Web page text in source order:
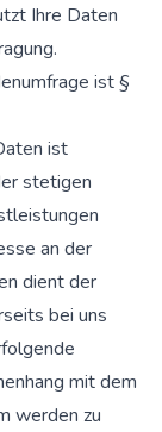
Ihre Daten
ist §
ist
stetigen
an der
dient der
bei uns
mit dem
werden zu